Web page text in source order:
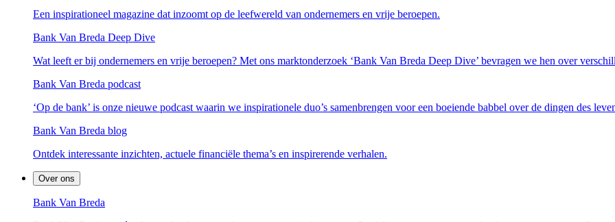
Een inspirationeel magazine dat inzoomt op de leefwereld van ondernemers en vrije beroepen.
Bank Van Breda Deep Dive
Wat leeft er bij ondernemers en vrije beroepen? Met ons marktonderzoek ‘Bank Van Breda Deep Dive’ bevragen we hen over
Bank Van Breda podcast
‘Op de bank’ is onze nieuwe podcast waarin we inspirationele duo’s samenbrengen voor een boeiende babbel over de dingen des
Bank Van Breda blog
Ontdek interessante inzichten, actuele financiële thema’s en inspirerende verhalen.
Over ons
Bank Van Breda